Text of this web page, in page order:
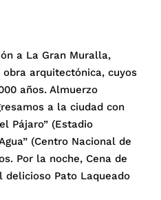
a La Gran Muralla,
arquitectónica, cuyos
años. Almuerzo
a la ciudad con
Pájaro” (Estadio
(Centro Nacional de
Por la noche, Cena de
delicioso Pato Laqueado